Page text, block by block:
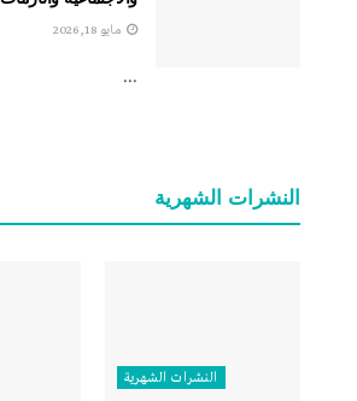
مايو 18, 2026
...
النشرات الشهریة
النشرات الشهریة